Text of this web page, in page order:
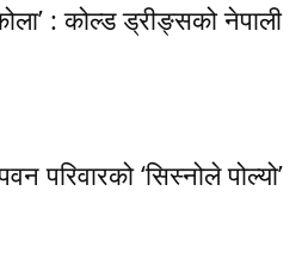
: कोल्ड ड्रीङ्सको नेपाली
परिवारको ‘सिस्नोले पोल्यो’